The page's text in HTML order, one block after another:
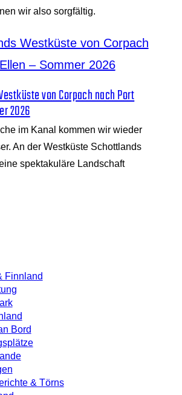
wir also sorgfältig.
von Corpach nach Port
2026
im Kanal kommen wir wieder
An der Westküste Schottlands
spektakuläre Landschaft
Finnland
Bord
& Törns